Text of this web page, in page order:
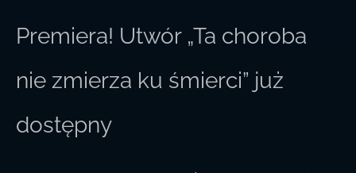
Premiera! Utwór „Ta choroba
nie zmierza ku śmierci” już
dostępny